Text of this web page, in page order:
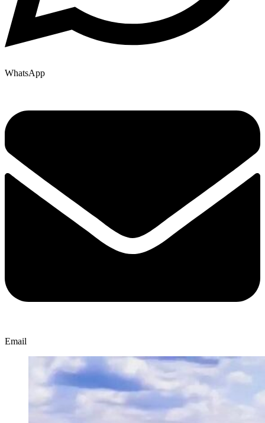
WhatsApp
Email